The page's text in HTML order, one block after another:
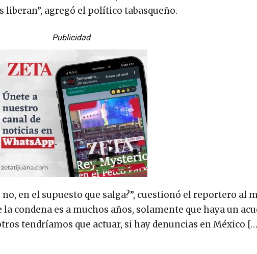
liberan”, agregó el político tabasqueño.
Publicidad
en el supuesto que salga?”, cuestionó el reportero al
condena es a muchos años, solamente que haya un
tendríamos que actuar, si hay denuncias en México